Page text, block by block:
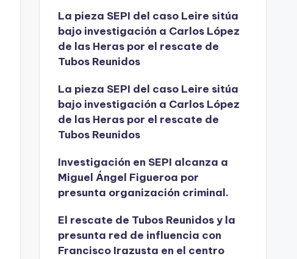
La pieza SEPI del caso Leire sitúa
bajo investigación a Carlos López
de las Heras por el rescate de
Tubos Reunidos
La pieza SEPI del caso Leire sitúa
bajo investigación a Carlos López
de las Heras por el rescate de
Tubos Reunidos
Investigación en SEPI alcanza a
Miguel Ángel Figueroa por
presunta organización criminal.
El rescate de Tubos Reunidos y la
presunta red de influencia con
Francisco Irazusta en el centro